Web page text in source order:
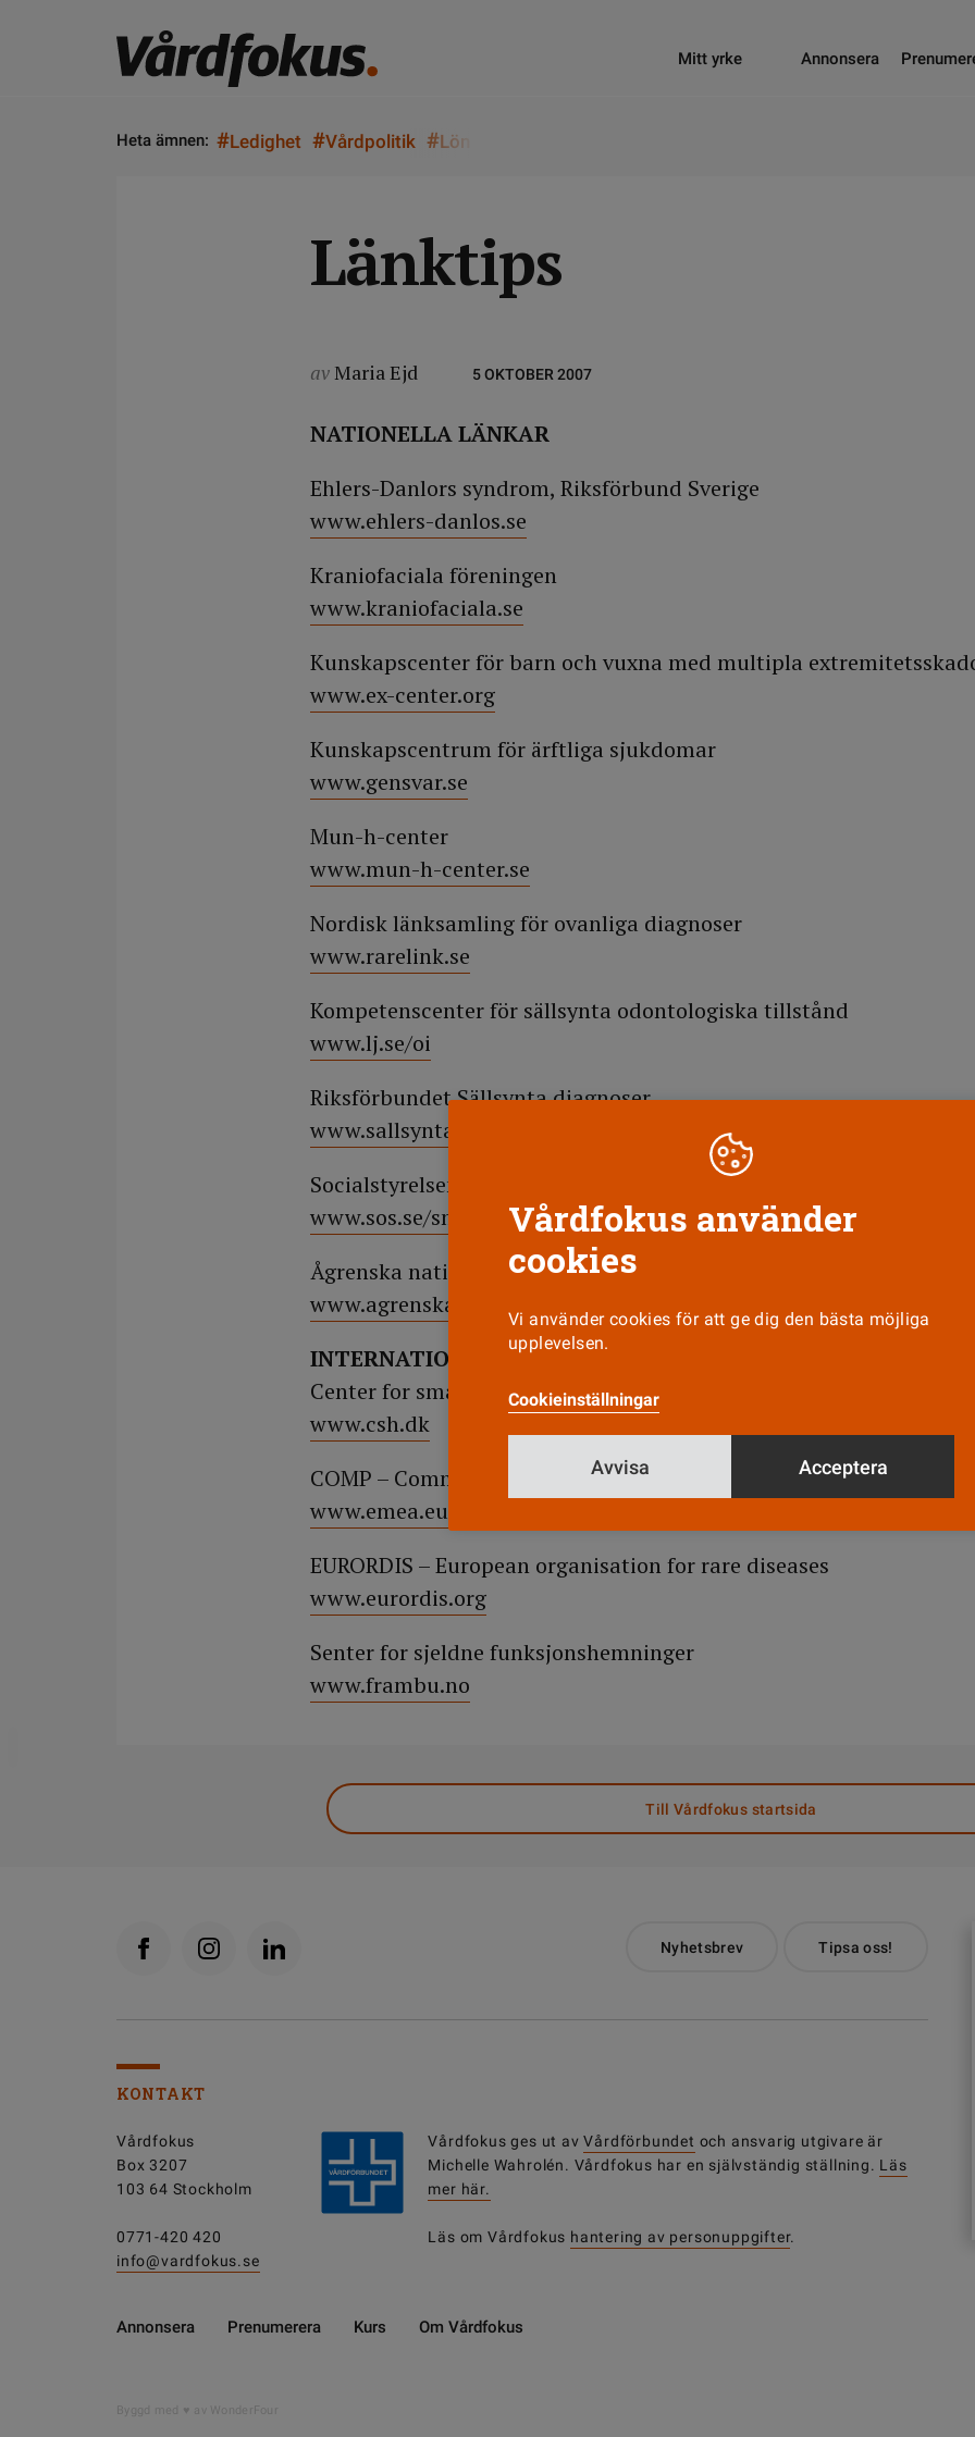
Mitt yrke Annonsera
Heta ämnen: #Ledighet #Vårdpolitik #Lön
Länktips
avMaria Ejd 5 OKTOBER 2007
NATIONELLA LÄNKAR
Ehlers-Danlors syndrom, Riksförbund Sverige
www.ehlers-danlos.se
Kraniofaciala föreningen
www.kraniofaciala.se
Kunskapscenter för barn och vuxna med multipla
www.ex-center.org
Kunskapscentrum för ärftliga sjukdomar
www.gensvar.se
Mun-h-center
www.mun-h-center.se
Nordisk länksamling för ovanliga diagnoser
www.rarelink.se
Kompetenscenter för sällsynta odontologiska tillstånd
www.lj.se/oi
Riksförbundet Sällsynta diagnoser
www.sallsyntadiagnoser.nu
Socialstyrelsens kunskapsdatabas om små och mindre kända
www.sos.se/smkh
Ågrenska nationellt kompetenscentrum sällsynta diagnoser
www.agrenska.se
INTERNATIONELLA LÄNKAR
Center for små handicapgrupper
www.csh.dk
COMP – Committee for orphan medicinal products
www.emea.europa.eu/htms/general/contacts/COMP/COMP.html
EURORDIS – European organisation for rare diseases
www.eurordis.org
Senter for sjeldne funksjonshemninger
www.frambu.no
Till Vårdfokus startsida
Nyhetsbrev Tipsa oss!
KONTAKT
Vårdfokus
Box 3207
103 64 Stockholm
0771-420 420
info@vardfokus.se
Vårdfokus ges ut avVårdförbundet och ansvarig utgivare är
Michelle Wahrolén. Vårdfokus har en självständig ställning. Läs
mer här.
Läs om Vårdfokus hantering av personuppgifter.
Annonsera Prenumerera Kurs Om Vårdfokus
Byggd med av WonderFour
Vårdfokus använder
cookies
Vi använder cookies för att ge dig den bästa möjliga
upplevelsen.
Cookieinställningar
Avvisa Acceptera